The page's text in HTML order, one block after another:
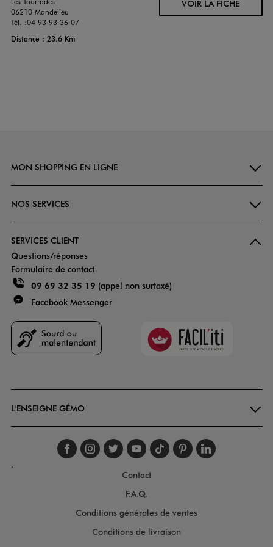
06210 Mandelieu
Tél. :04 93 93 36 07
Distance : 23.6 Km
VOIR LA FICHE
MON SHOPPING EN LIGNE
NOS SERVICES
SERVICES CLIENT
Questions/réponses
Formulaire de contact
09 69 32 35 19 (appel non surtaxé)
Facebook Messenger
Faciliti
L'ENSEIGNE GÉMO
Suivez-nous sur
Suivez-nous sur
Suivez-nous sur
Suivez-nous
Suivez-nous
Suivez-
.
Contact
F.A.Q.
Conditions générales de ventes
Conditions de livraison